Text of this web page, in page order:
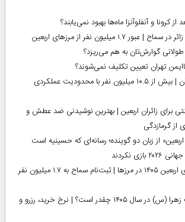
کرونا و آنفلوآنزا ماه‌ها بهبود نمی‌یابند؟
گوارش‌تان به هم می‌ریزد؟
تهران تعیین تکلیف نمی‌شوند؟
آمار معلولیت در ایران | بیش از ۱۰.۵ میلیون نفر با محدودیت عملکردی
برای زائران اربعین | بهترین نوشیدنی ضد عطش و
از گرمازدگی
اربعین» از زبان دو گوینده؛ رسانه‌ای که حسینیه است
نکردند
آغاز رسمی برنامه‌های اربعین ۱۴۰۵ در مرز‌ها | ثبت‌نام سماح به ۱.۷ میلیون نفر
قیمت قبر در بهشت زهرا (س) در سال ۱۴۰۵ چقدر است؟ | نرخ خرید، رزرو و